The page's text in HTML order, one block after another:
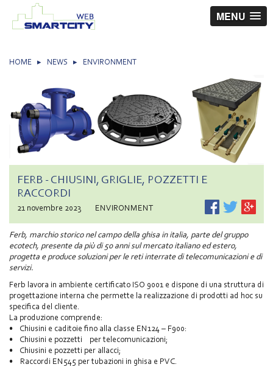
MENU
HOME ▸ NEWS ▸ ENVIRONMENT
FERB - CHIUSINI, GRIGLIE, POZZETTI E
RACCORDI
21 novembre 2023 ENVIRONMENT
Ferb, marchio storico nel campo della ghisa in italia, parte del gruppo
ecotech, presente da più di 50 anni sul mercato italiano ed estero,
progetta e produce soluzioni per le reti interrate di telecomunicazioni e di
servizi.
Ferb lavora in ambiente certificato ISO 9001 e dispone di una struttura di
progettazione interna che permette la realizzazione di prodotti ad hoc su
specifica del cliente.
La produzione comprende:
• Chiusini e caditoie fino alla classe EN124 – F900:
• Chiusini e pozzetti per telecomunicazioni;
• Chiusini e pozzetti per allacci;
• Raccordi EN545 per tubazioni in ghisa e PVC.